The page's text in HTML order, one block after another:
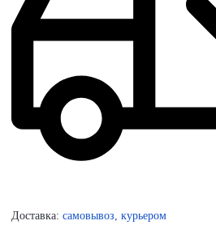
Доставка: самовывоз, курьером